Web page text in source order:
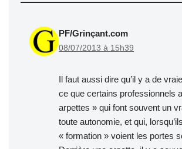
PF/Grinçant.com
08/07/2013 à 15h39
Il faut aussi dire qu’il y a de
ce que certains professionnels
arpettes » qui font souvent un
toute autonomie, et qui,
« formation » voient les portes